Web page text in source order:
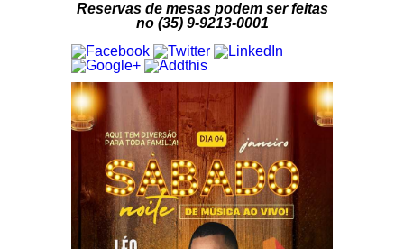
Reservas de mesas podem ser feitas
no (35) 9-9213-0001